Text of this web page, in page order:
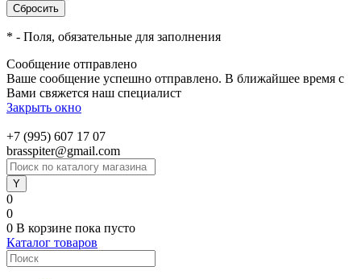
* - Поля, обязательные для заполнения
Сообщение отправлено
Ваше сообщение успешно отправлено. В ближайшее время с
Вами свяжется наш специалист
Закрыть окно
+7 (995) 607 17 07
brasspiter@gmail.com
0
0
0 В корзине пока пусто
Каталог товаров